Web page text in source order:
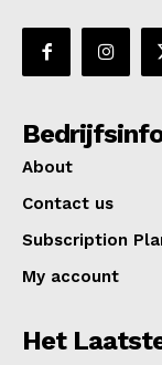
About
Contact us
Subscription
My account
Het